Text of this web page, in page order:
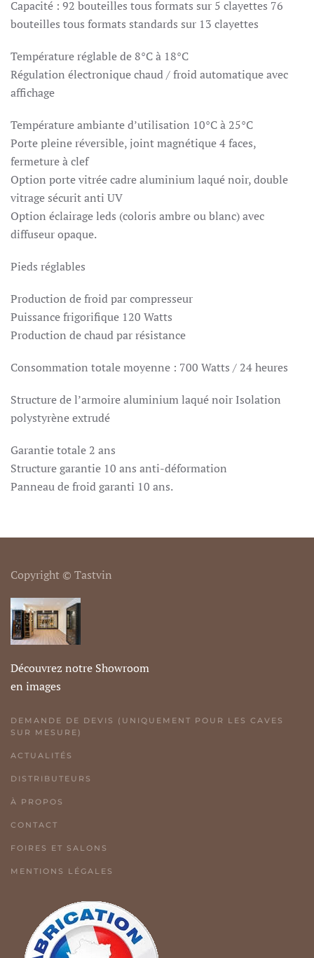
Capacité : 92 bouteilles tous formats sur 5 clayettes 76
bouteilles tous formats standards sur 13 clayettes
Température réglable de 8°C à 18°C
Régulation électronique chaud / froid automatique avec
affichage
Température ambiante d’utilisation 10°C à 25°C
Porte pleine réversible, joint magnétique 4 faces,
fermeture à clef
Option porte vitrée cadre aluminium laqué noir, double
vitrage sécurit anti UV
Option éclairage leds (coloris ambre ou blanc) avec
diffuseur opaque.
Pieds réglables
Production de froid par compresseur
Puissance frigorifique 120 Watts
Production de chaud par résistance
Consommation totale moyenne : 700 Watts / 24 heures
Structure de l’armoire aluminium laqué noir Isolation
polystyrène extrudé
Garantie totale 2 ans
Structure garantie 10 ans anti-déformation
Panneau de froid garanti 10 ans.
Copyright © Tastvin
Découvrez notre Showroom
en images
DEMANDE DE DEVIS (UNIQUEMENT POUR LES CAVES
SUR MESURE)
ACTUALITÉS
DISTRIBUTEURS
À PROPOS
CONTACT
FOIRES ET SALONS
MENTIONS LÉGALES